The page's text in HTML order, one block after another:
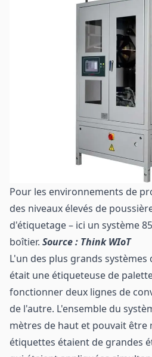
Pour les environnements de
des niveaux élevés de
d'étiquetage – ici un système
boîtier. Source : Think WIoT
L'un des plus grands
était une étiqueteuse de
fonctionner deux lignes de
de l'autre. L'ensemble du
mètres de haut et pouvait être
étiquettes étaient de grandes